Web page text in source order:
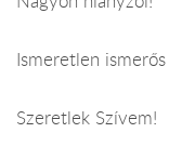
Ismeretlen ismerős
Szeretlek Szívem!